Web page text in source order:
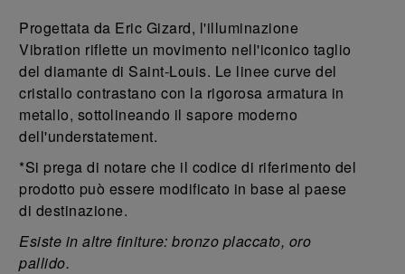
Progettata da Eric Gizard, l'illuminazione
Vibration riflette un movimento nell'iconico taglio
del diamante di Saint-Louis. Le linee curve del
cristallo contrastano con la rigorosa armatura in
metallo, sottolineando il sapore moderno
dell'understatement.
*Si prega di notare che il codice di riferimento del
prodotto può essere modificato in base al paese
di destinazione.
Esiste in altre finiture: bronzo placcato, oro
pallido.